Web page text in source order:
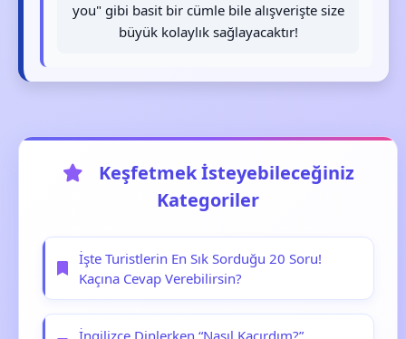
you" gibi basit bir cümle bile alışverişte size
büyük kolaylık sağlayacaktır!
Keşfetmek İsteyebileceğiniz
Kategoriler
İşte Turistlerin En Sık Sorduğu 20 Soru!
Kaçına Cevap Verebilirsin?
İngilizce Dinlerken “Nasıl Kaçırdım?”